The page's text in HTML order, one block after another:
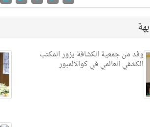
وفد من جمعية الكشافة يزور المكتب
الكشفي العالمي في كوالالمبور